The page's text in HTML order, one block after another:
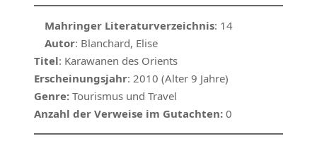
Mahringer Literaturverzeichnis: 14
Autor: Blanchard, Elise
Titel: Karawanen des Orients
Erscheinungsjahr: 2010 (Alter 9 Jahre)
Genre: Tourismus und Travel
Anzahl der Verweise im Gutachten: 0